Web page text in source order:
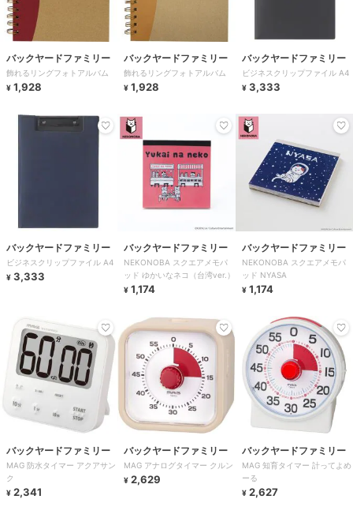
バックヤードファミリー
飾れるリングフォトアルバム
¥ 1,928
バックヤードファミリー
飾れるリングフォトアルバム
¥ 1,928
バックヤードファミリー
ビジネスクリップファイル A4
¥ 3,333
バックヤードファミリー
ビジネスクリップファイル A4
¥ 3,333
バックヤードファミリー
NEKONOBA スクエアメモパ
ッド ゆかいなネコ（台湾ver.）
¥ 1,174
バックヤードファミリー
NEKONOBA スクエアメモパ
ッド NYASA
¥ 1,174
バックヤードファミリー
MAG 防水タイマー アクアサン
ク
¥ 2,341
バックヤードファミリー
MAG アナログタイマー クルン
¥ 2,629
バックヤードファミリー
MAG 知育タイマー 計ってよめ
ーる
¥ 2,627